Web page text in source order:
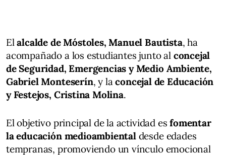
Elalcalde de Móstoles, Manuel Bautista, ha
acompañado a los estudiantes junto al concejal
de Seguridad, Emergencias y Medio Ambiente,
Gabriel Monteserín, y laconcejal de Educación
y Festejos, Cristina Molina.
El objetivo principal de la actividad esfomentar
la educación medioambientaldesde edades
tempranas, promoviendo un vínculo emocional